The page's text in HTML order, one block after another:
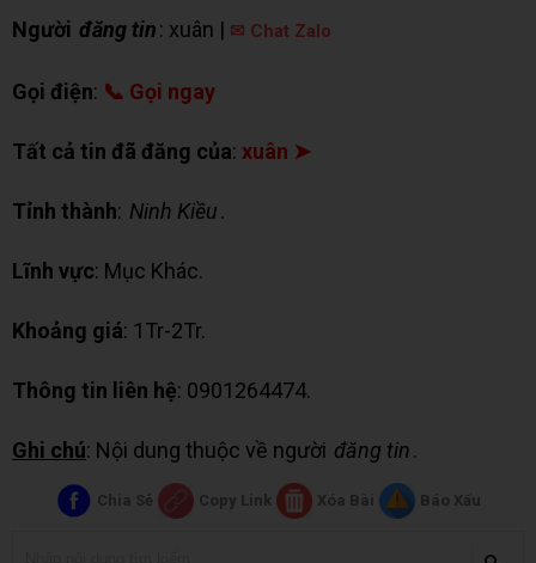
Người đăng tin: xuân | ✉ Chat Zalo
Gọi điện: 📞 Gọi ngay
Tất cả tin đã đăng của: xuân ➤
Tỉnh thành: Ninh Kiều.
Lĩnh vực: Mục Khác.
Khoảng giá: 1Tr-2Tr.
Thông tin liên hệ: 0901264474.
Ghi chú: Nội dung thuộc về người đăng tin.
Chia Sẻ Copy Link Xóa Bài Báo Xấu